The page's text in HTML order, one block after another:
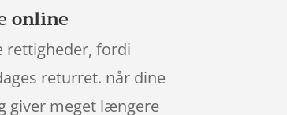
online
rettigheder, fordi
returret. når dine
giver meget længere